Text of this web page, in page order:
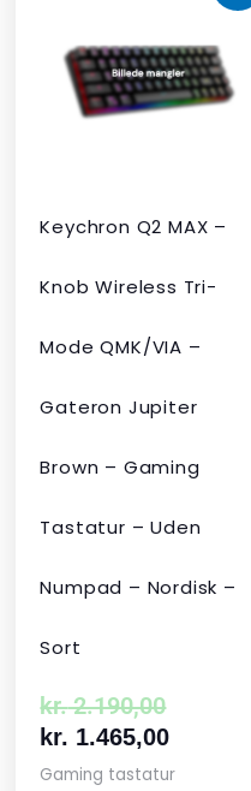
Keychron Q2 MAX –
Knob Wireless Tri-
Mode QMK/VIA –
Gateron Jupiter
Brown – Gaming
Tastatur – Uden
Numpad – Nordisk –
Sort
kr.2.190,00
pris
var:
kr.
kr. 1.465,00
pris
er:
kr.
Gaming tastatur